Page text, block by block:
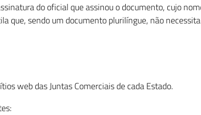
do oficial que assinou o documento, cujo
que, sendo um documentoplurilíngue, não
web das Juntas Comerciais de cada Estado.